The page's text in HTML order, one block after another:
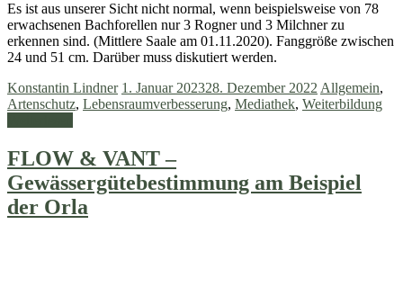
Es ist aus unserer Sicht nicht normal, wenn beispielsweise von 78
erwachsenen Bachforellen nur 3 Rogner und 3 Milchner zu
erkennen sind. (Mittlere Saale am 01.11.2020). Fanggröße zwischen
24 und 51 cm. Darüber muss diskutiert werden.
Konstantin Lindner 1. Januar 202328. Dezember 2022 Allgemein,
Artenschutz, Lebensraumverbesserung, Mediathek, Weiterbildung
FLOW & VANT –
Gewässergütebestimmung am Beispiel
der Orla